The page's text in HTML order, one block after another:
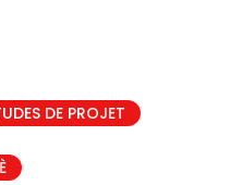
DE PROJET